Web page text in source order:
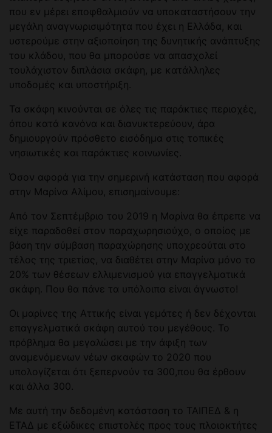
που εν μέρει εποφθαλμιούν να υποκαταστήσουν την
μεγάλη αναγνωρισιμότητα που έχει η Ελλάδα, και
υστερούμε στην αξιοποίηση της δυνητικής ανάπτυξης
του κλάδου, που θα μπορούσε να απασχολεί
τουλάχιστον διπλάσια σκάφη, με κατάλληλες
υποδομές και υποστήριξη.
Τα σκάφη κινούνται σε όλες τις παράκτιες περιοχές,
όπου κατά κανόνα και διανυκτερεύουν, άρα
δημιουργούν πρόσθετο εισόδημα στις τοπικές
νησιωτικές και παράκτιες κοινωνίες.
Όσον αφορά για την σημερινή κατάσταση που αφορά
στην Μαρίνα Αλίμου, επισημαίνουμε:
Από τον Σεπτέμβριο του 2019 η Μαρίνα θα έπρεπε να
είχε παραδοθεί στον παραχωρησιούχο, ο οποίος με
βάση την σύμβαση παραχώρησης υποχρεούται στο
τέλος της τριετίας, να διαθέτει στην Μαρίνα μόνο το
20% των θέσεων ελλιμενισμού για επαγγελματικά
σκάφη. Που θα πάνε τα υπόλοιπα είναι άγνωστο!
Οι μαρίνες της Αττικής είναι γεμάτες ή δεν δέχονται
επαγγελματικά σκάφη αυτού του μεγέθους. Το
πρόβλημα θα μεγαλώσει με την άφιξη των
αναμενόμενων νέων σκαφών το 2020 που
υπολογίζεται ότι ξεπερνούν τα 300,που θα έρθουν
και άλλα 300.
Με αυτή την δεδομένη κατάσταση το ΤΑΙΠΕΔ & η
ΕΤΑΔ με εξώδικες επιστολές προς τους πλοιοκτήτες